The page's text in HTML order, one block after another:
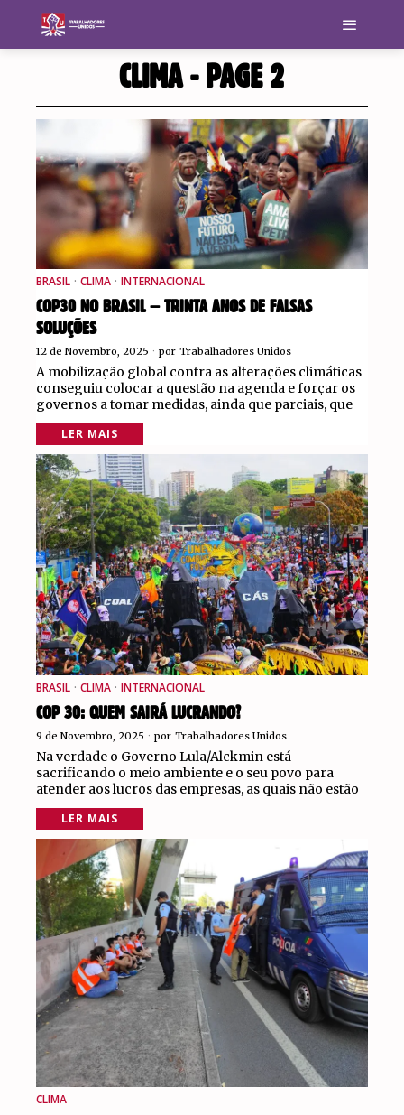
CLIMA- PAGE 2
BRASIL · CLIMA · INTERNACIONAL
COP30 NO BRASIL – TRINTA ANOS DE FALSAS
SOLUÇÕES
12 de Novembro, 2025 por Trabalhadores Unidos
A mobilização global contra as alterações climáticas
conseguiu colocar a questão na agenda e forçar os
governos a tomar medidas, ainda que parciais, que
LER MAIS
BRASIL · CLIMA · INTERNACIONAL
COP 30: QUEM SAIRÁ LUCRANDO?
9 de Novembro, 2025 por Trabalhadores Unidos
Na verdade o Governo Lula/Alckmin está
sacrificando o meio ambiente e o seu povo para
atender aos lucros das empresas, as quais não estão
LER MAIS
CLIMA